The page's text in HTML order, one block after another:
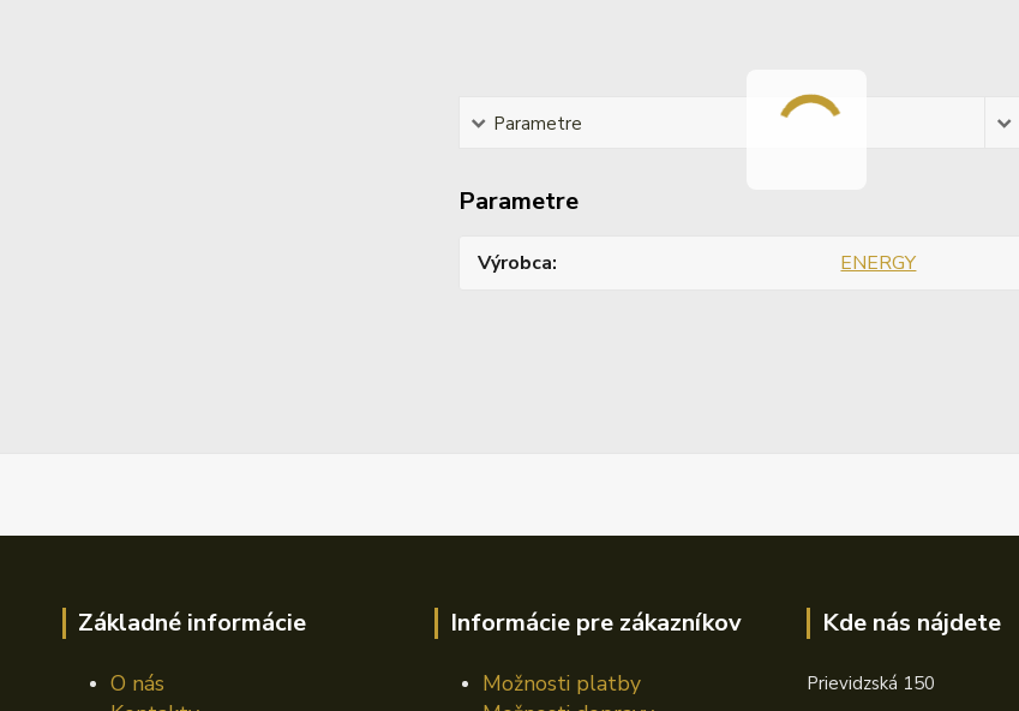
Parametre
Parametre
Výrobca ENERGY
Základné informácie
O nás
Informácie pre zákazníkov
Možnosti platby
Kde nás nájdete
Prievidzská 150